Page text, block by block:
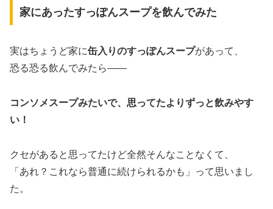
家にあったすっぽんスープを飲んでみた
実はちょうど家に缶入りのすっぽんスープがあって、
恐る恐る飲んでみたら――
コンソメスープみたいで、思ってたよりずっと飲みやす
い！
クセがあると思ってたけど全然そんなことなくて、
「あれ？これなら普通に続けられるかも」って思いまし
た。